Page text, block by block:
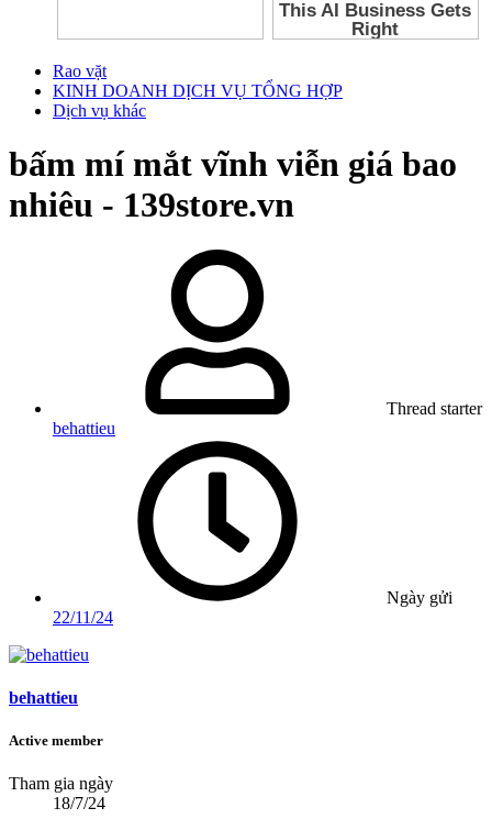
Rao vặt
KINH DOANH DỊCH VỤ TỔNG HỢP
Dịch vụ khác
bấm mí mắt vĩnh viễn giá bao
nhiêu - 139store.vn
Thread starter
behattieu
Ngày gửi
22/11/24
behattieu
Active member
Tham gia ngày
18/7/24